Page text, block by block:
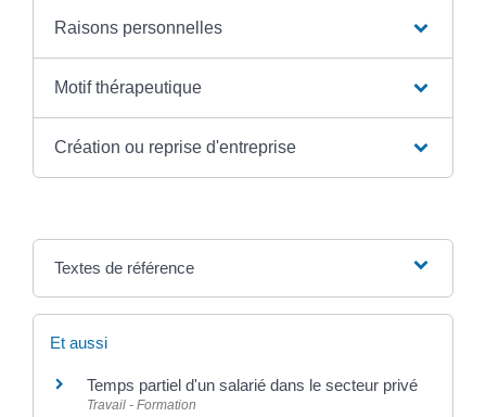
Raisons personnelles
Motif thérapeutique
Création ou reprise d'entreprise
Textes de référence
Et aussi
Temps partiel d'un salarié dans le secteur privé
Travail - Formation